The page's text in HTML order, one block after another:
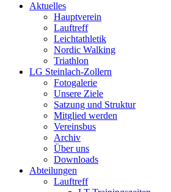
Aktuelles
Hauptverein
Lauftreff
Leichtathletik
Nordic Walking
Triathlon
LG Steinlach-Zollern
Fotogalerie
Unsere Ziele
Satzung und Struktur
Mitglied werden
Vereinsbus
Archiv
Über uns
Downloads
Abteilungen
Lauftreff